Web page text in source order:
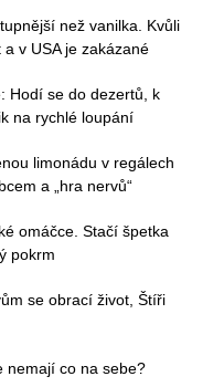
než vanilka. Kvůli
v USA je zakázané
Hodí se do dezertů, k
na rychlé loupání
limonádu v regálech
a „hra nervů“
omáčce. Stačí špetka
pokrm
se obrací život, Štíři
nemají co na sebe?